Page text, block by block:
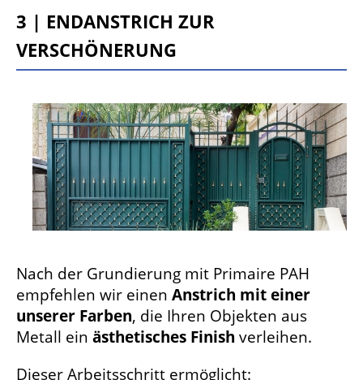
3 | Endanstrich zur
Verschönerung
Nach der Grundierung mit Primaire PAH
empfehlen wir einen Anstrich mit einer
unserer Farben, die Ihren Objekten aus
Metall ein ästhetisches Finish verleihen.
Dieser Arbeitsschritt ermöglicht: